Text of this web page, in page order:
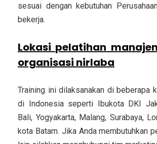
sesuai dengan kebutuhan
bekerja.
Lokasi pelatihan
organisasi nirlaba
Training ini dilaksanakan di beberapa
di Indonesia seperti Ibukota DKI
Bali, Yogyakarta, Malang, Surabaya,
kota Batam. Jika Anda membutuhkan